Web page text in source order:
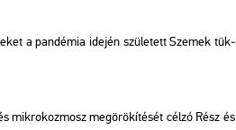
a pan­dé­mia ide­jén szü­le­tettSze­mek tük­
mik­ro­koz­mosz meg­örö­kí­té­sét célzó Rész és